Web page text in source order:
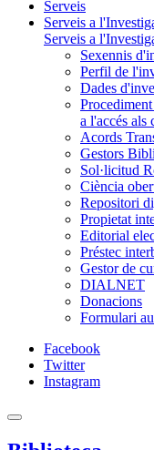
Serveis
Serveis a
Serveis a
Sexennis
Perfil de
Dades
a l'accés als
Acords
Gestors
Sol·licitud
Ciència
Repositori
Propietat
Editorial
Préstec
Gestor de
DIALNET
Donacions
Formulari
Facebook
Twitter
Instagram